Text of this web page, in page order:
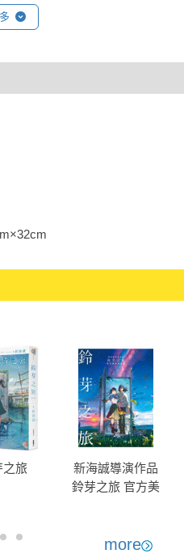
31cm×32cm
之旅
新海誠導演作品
鈴芽之旅 官方美
more